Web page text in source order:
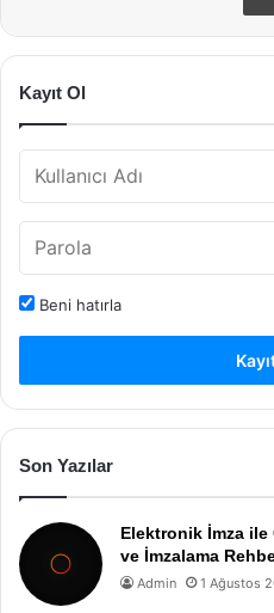
Kayıt Ol
Beni hatırla
Son Yazılar
Elektronik İmza
ve İmzalama
Admin 1 Ağustos